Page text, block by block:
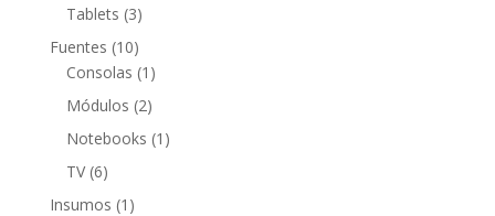
Tablets 33
productos
Fuentes 1010
productos
Consolas 1 1
producto
Módulos 22
productos
Notebooks 1 1
TV 66
productos
Insumos 1 1